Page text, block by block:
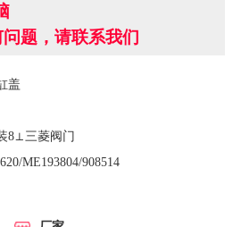
题，请联系我们
盖
8⊥三菱阀门
ME193804/908514